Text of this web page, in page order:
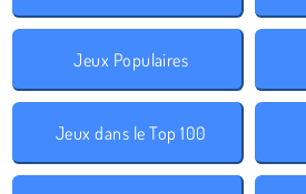
Jeux Populaires
Jeux dans le Top 100